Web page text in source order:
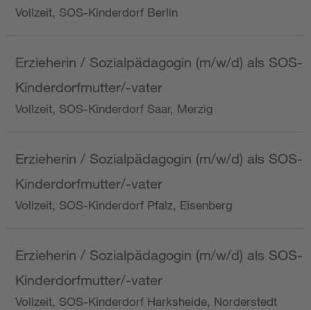
Vollzeit, SOS-Kinderdorf Berlin
Erzieherin / Sozialpädagogin (m/w/d) als SOS-
Kinderdorfmutter/-vater
Vollzeit, SOS-Kinderdorf Saar, Merzig
Erzieherin / Sozialpädagogin (m/w/d) als SOS-
Kinderdorfmutter/-vater
Vollzeit, SOS-Kinderdorf Pfalz, Eisenberg
Erzieherin / Sozialpädagogin (m/w/d) als SOS-
Kinderdorfmutter/-vater
Vollzeit, SOS-Kinderdorf Harksheide, Norderstedt